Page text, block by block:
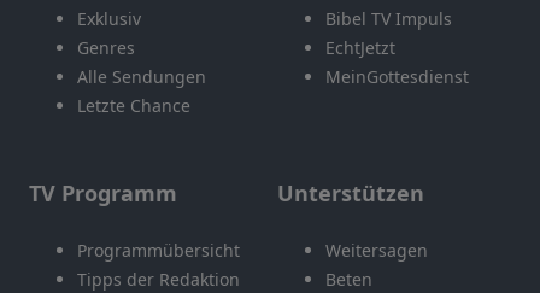
Exklusiv
Genres
Alle Sendungen
Letzte Chance
Bibel TV Impuls
EchtJetzt
MeinGottesdienst
TV Programm
Programmübersicht
Tipps der Redaktion
Unterstützen
Weitersagen
Beten